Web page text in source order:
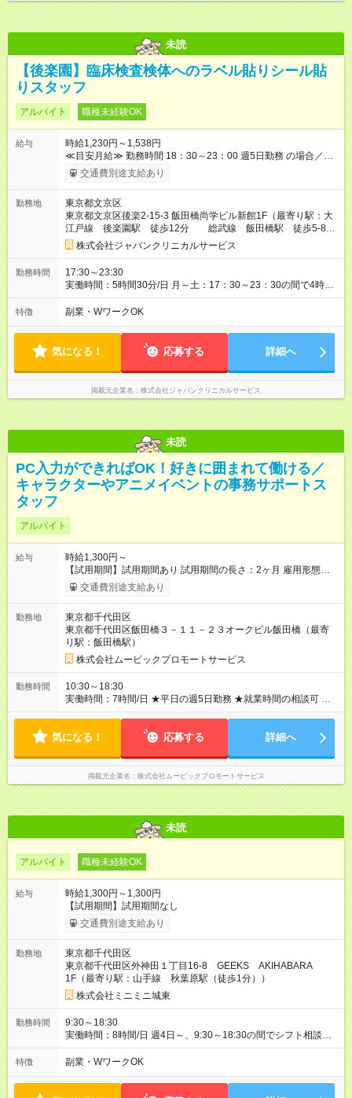
未読
【後楽園】臨床検査検体へのラベル貼りシール貼
りスタッフ
アルバイト 職種未経験OK
給与
時給1,230円～1,538円
≪目安月給≫ 勤務時間 18：30～23：00 週5⽇勤務 の場合／社
会保険加入 月収：１１６，８６０円 18：30～22：00(時給
1,230円×3.5h)＝4,305円 22：00～23：00(時給1,538円×1h)＝
間あり 試用期間の長さ：2ヶ月 雇用形態、給与は本採用時と同
じです。
交通費別途支給あり
勤務地
東京都文京区
東京都文京区後楽2-15-3 飯田橋尚学ビル新館1F（最寄り駅：大
江戸線 後楽園駅 徒歩12分 総武線 飯田橋駅 徒歩5-8
分）株式会社ジャパンクリニカルサービス
勤務時間
17:30～23:30
実働時間：5時間30分/日 月～土：17：30～23：30の間で4時間
以上勤務できる方 ※場合により残業あり ※土曜日勤務できる方
歓迎 ※1日4時間～ 月～土で週4日以上勤務できる方 ※勤務期
さい。 ※残業代1分単位支給
特徴 副業・WワークOK
気になる！ 応募する 詳細へ
掲載元企業名 株式会社ジャパンクリニカルサービス
未読
PC入力ができればOK！好きに囲まれて働ける／
キャラクターやアニメイベントの事務サポートス
タッフ
アルバイト
給与
時給1,300円～
【試用期間】試用期間あり 試用期間の長さ：2ヶ月 雇用形態、
給与は本採用時と同じです。
交通費別途支給あり
勤務地
東京都千代田区
東京都千代田区飯田橋３－１１－２３オークビル飯田橋（最寄
り駅：飯田橋駅）
株式会社ムービックプロモートサービス
勤務時間
10:30～18:30
実働時間：7時間/日 ★平日の週5日勤務 ★就業時間の相談可 勤
務時間は しっかり考慮しますので、 お気軽にご相談ください♪
気になる！ 応募する 詳細へ
掲載元企業名 株式会社ムービックプロモートサービス
未読
アルバイト 職種未経験OK
給与
時給1,300円～1,300円
【試用期間】試用期間なし
交通費別途支給あり
勤務地
東京都千代田区
東京都千代田区外神田１丁目16-8 GEEKS AKIHABARA
1F（最寄り駅：山手線 秋葉原駅（徒歩1分））
株式会社ミニミニ城東
勤務時間
9:30～18:30
実働時間：8時間/日 週4日～、9:30～18:30の間でシフト相談
OK！ あなたのライフスタイルに合わせて、無理のない勤務時間
を一緒に決めましょう。 ガッツリ働きたい方も、時間を調整し
て働きたい方にオススメ。
特徴 副業・WワークOK